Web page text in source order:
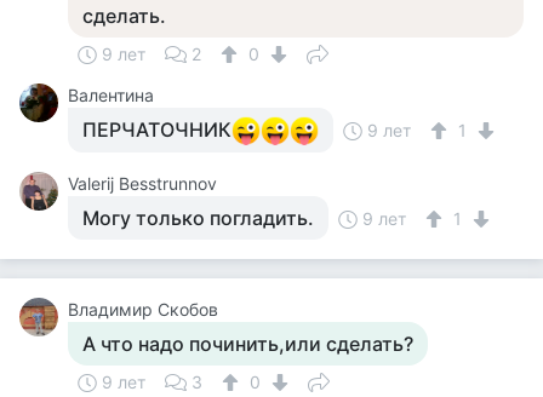
сделать.
9 лет 2
0
Валентина
ПЕРЧАТОЧНИК 9 лет 1
Valerij Besstrunnov
Могу только погладить. 9 лет 1
Владимир Скобов
А что надо починить,или сделать?
9 лет 3
0